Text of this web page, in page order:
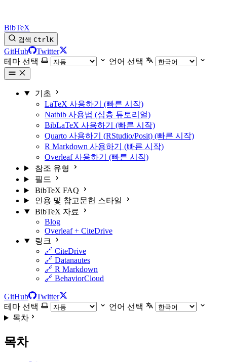
BibTeX
검색 CtrlK
GitHub
Twitter
테마 선택
언어 선택
기초
LaTeX 사용하기 (빠른 시작)
Natbib 사용법 (심층 튜토리얼)
BibLaTeX 사용하기 (빠른 시작)
Quarto 사용하기 (RStudio/Posit) (빠른 시작)
R Markdown 사용하기 (빠른 시작)
Overleaf 사용하기 (빠른 시작)
참조 유형
필드
BibTeX FAQ
인용 및 참고문헌 스타일
BibTeX 자료
Blog
Overleaf + CiteDrive
링크
🔗 CiteDrive
🔗 Datanautes
🔗 R Markdown
🔗 BehaviorCloud
GitHub
Twitter
테마 선택
언어 선택
목차
목차